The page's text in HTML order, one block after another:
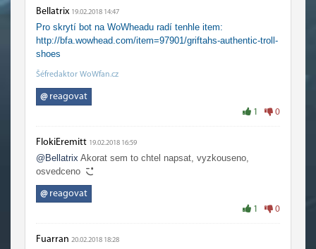
Bellatrix 19.02.2018 14:47
Pro skrytí bot na WoWheadu radí tenhle item:
http://bfa.wowhead.com/item=97901/griftahs-authentic-troll-
shoes
Šéfredaktor WoWfan.cz
@reagovat
1 0
FlokiEremitt 19.02.2018 16:59
@Bellatrix Akorat sem to chtel napsat, vyzkouseno,
osvedceno
@reagovat
1 0
Fuarran 20.02.2018 18:28